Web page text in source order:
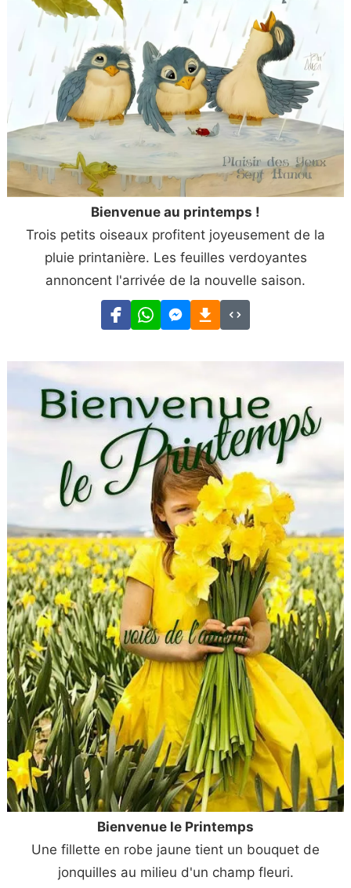
Bienvenue au printemps !
Trois petits oiseaux profitent joyeusement de la
pluie printanière. Les feuilles verdoyantes
annoncent l'arrivée de la nouvelle saison.
Bienvenue le Printemps
Une fillette en robe jaune tient un bouquet de
jonquilles au milieu d'un champ fleuri.